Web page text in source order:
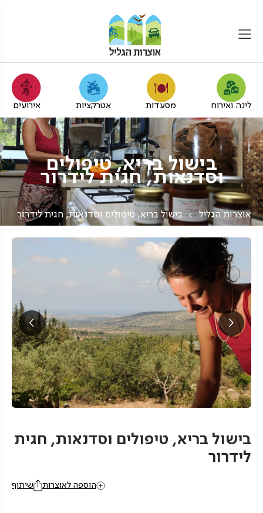
לינה ואירוח מסעדות אטרקציות אירועים
בישול בריא, טיפולים
וסדנאות, חגית לידרור
אוצרות הגליל בישול בריא, טיפולים וסדנאות, חגית לידרור
בישול בריא, טיפולים וסדנאות, חגית
לידרור
שיתוף הוספה לאוצרות